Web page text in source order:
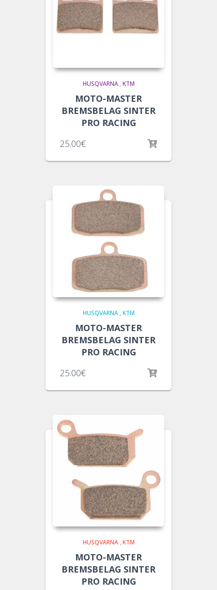
HUSQVARNA, KTM
MOTO-MASTER
BREMSBELAG SINTER
PRO RACING
25.00€
HUSQVARNA, KTM
MOTO-MASTER
BREMSBELAG SINTER
PRO RACING
25.00€
HUSQVARNA, KTM
MOTO-MASTER
BREMSBELAG SINTER
PRO RACING